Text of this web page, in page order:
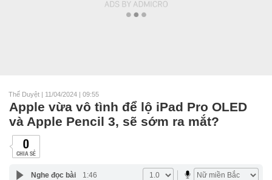
Thế Duyệt | 11/04/2024 | 09:55
Apple vừa vô tình để lộ iPad Pro OLED
và Apple Pencil 3, sẽ sớm ra mắt?
0
CHIA SẺ
Nghe đọc bài 1:46